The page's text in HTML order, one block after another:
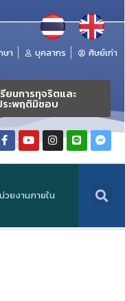
า บุคลากร ศิษย์เก่า
ยนการทุจริตและ
ระพฤติมิชอบ
วยงานภายใน